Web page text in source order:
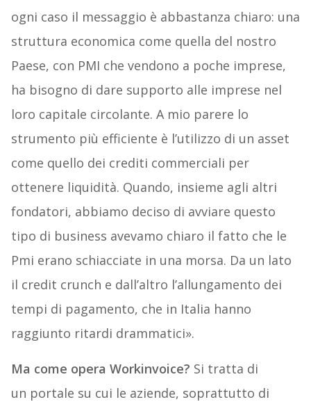
ogni caso il messaggio è abbastanza chiaro: una
struttura economica come quella del nostro
Paese, con PMI che vendono a poche imprese,
ha bisogno di dare supporto alle imprese nel
loro capitale circolante. A mio parere lo
strumento più efficiente è l’utilizzo di un asset
come quello dei crediti commerciali per
ottenere liquidità. Quando, insieme agli altri
fondatori, abbiamo deciso di avviare questo
tipo di business avevamo chiaro il fatto che le
Pmi erano schiacciate in una morsa. Da un lato
il credit crunch e dall’altro l’allungamento dei
tempi di pagamento, che in Italia hanno
raggiunto ritardi drammatici».
Ma come opera Workinvoice? Si tratta di
un portale su cui le aziende, soprattutto di